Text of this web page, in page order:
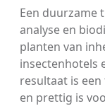
Een duurzame
analyse en
planten van
insectenhotels
resultaat is
en prettig is